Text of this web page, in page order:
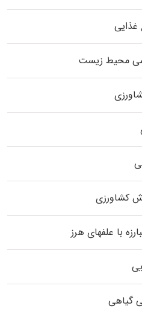
غذایی
محیط زیست
کشاورزی
با علفهای هرز
گیاهی